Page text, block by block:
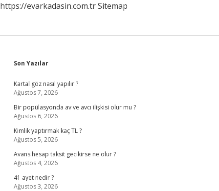
https://evarkadasin.com.trSitemap
Sidebar
Son Yazılar
Kartal göz nasıl yapılır ?
Ağustos 7, 2026
Bir popülasyonda av ve avcı ilişkisi olur mu ?
Ağustos 6, 2026
Kimlik yaptırmak kaç TL ?
Ağustos 5, 2026
Avans hesap taksit gecikirse ne olur ?
Ağustos 4, 2026
41 ayet nedir ?
Ağustos 3, 2026